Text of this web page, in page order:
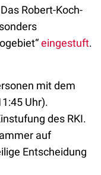
Robert-Koch-
eingestuft.
mit dem
Uhr).
des RKI.
auf
Entscheidung